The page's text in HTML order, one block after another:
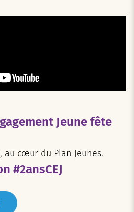
Jeune fête
au cœur du Plan Jeunes.
#2ansCEJ